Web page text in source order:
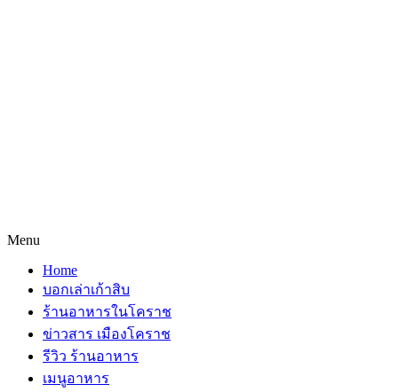
Menu
Home
บอกเล่าเก้าสิบ
ร้านอาหารในโคราช
ข่าวสาร เมืองโคราช
รีวิว ร้านอาหาร
เมนูอาหาร